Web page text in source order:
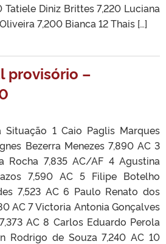
Tatiele Diniz Brittes 7,220 Luciana
7,200 Bianca 12 Thais […]
provisório –
Situação 1 Caio Paglis Marques
Bezerra Menezes 7,890 AC 3
Rocha 7,835 AC/AF 4 Agustina
7,590 AC 5 Filipe Botelho
7,523 AC 6 Paulo Renato dos
AC 7 Victoria Antonia Gonçalves
AC 8 Carlos Eduardo Perola
Rodrigo de Souza 7,240 AC 10